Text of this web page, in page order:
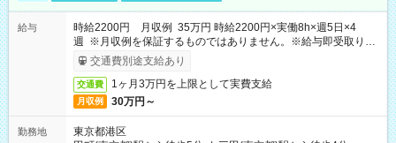
給与
時給2200円 月収例 35万円 時給2200円×実働8h×週5日×4
週 ※月収例を保証するものではありません。※給与即受取りサ
ービス利用可（利用条件有）
交通費別途支給あり
交通費 1ヶ月3万円を上限として実費支給
月収例 30万円～
勤務地
東京都港区